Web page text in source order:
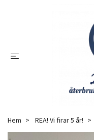
Hem REA! Vi firar 5 år!